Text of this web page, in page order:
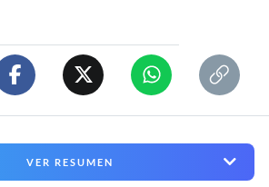
VER RESUMEN